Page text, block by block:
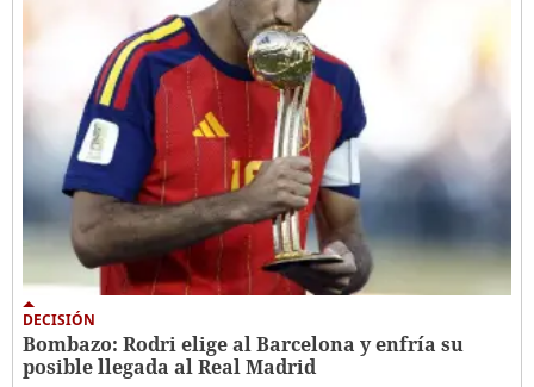
DECISIÓN
Bombazo: Rodri elige al Barcelona y enfría su
posible llegada al Real Madrid